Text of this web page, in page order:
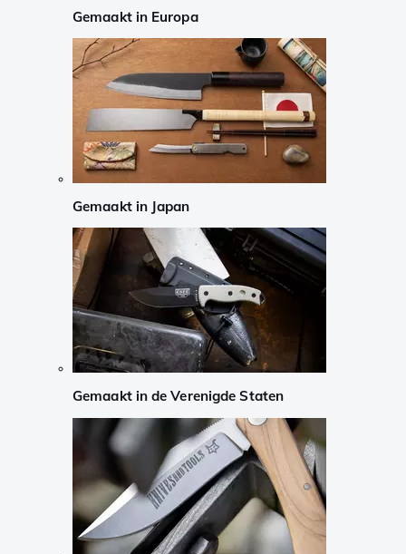
Gemaakt in Europa
Gemaakt in Japan
Gemaakt in de Verenigde Staten